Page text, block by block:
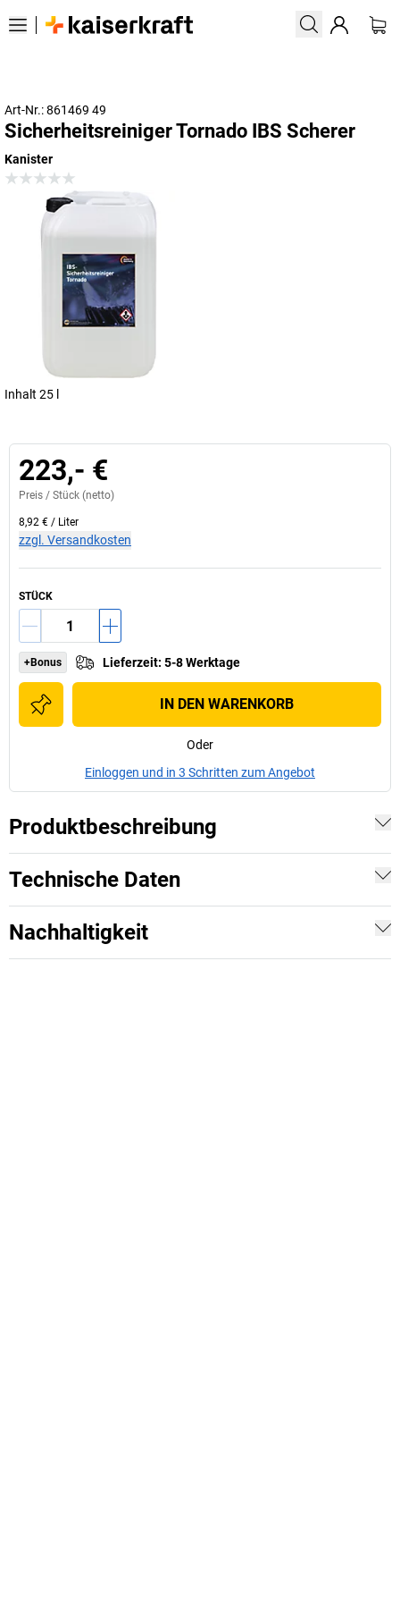
Art-Nr.: 861469 49
Sicherheitsreiniger Tornado IBS Scherer
Kanister
Inhalt 25 l
223,- €
Preis / Stück (netto)
8,92 € / Liter
zzgl. Versandkosten
STÜCK
+Bonus Lieferzeit: 5-8 Werktage
IN DEN WARENKORB
Oder
Einloggen und in 3 Schritten zum Angebot
Produktbeschreibung
Technische Daten
Nachhaltigkeit